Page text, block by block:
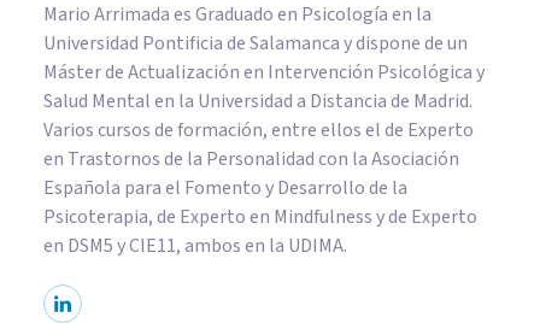
Mario Arrimada es Graduado en Psicología en la
Universidad Pontificia de Salamanca y dispone de un
Máster de Actualización en Intervención Psicológica y
Salud Mental en la Universidad a Distancia de Madrid.
Varios cursos de formación, entre ellos el de Experto
en Trastornos de la Personalidad con la Asociación
Española para el Fomento y Desarrollo de la
Psicoterapia, de Experto en Mindfulness y de Experto
en DSM5 y CIE11, ambos en la UDIMA.